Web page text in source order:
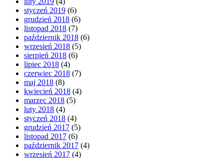
styczeń 2019 (6)
grudzień 2018 (6)
listopad 2018 (7)
październik 2018 (6)
wrzesień 2018 (5)
sierpień 2018 (6)
lipiec 2018 (4)
czerwiec 2018 (7)
maj 2018 (8)
kwiecień 2018 (4)
marzec 2018 (5)
luty 2018 (4)
styczeń 2018 (4)
grudzień 2017 (5)
listopad 2017 (6)
październik 2017 (4)
wrzesień 2017 (4)